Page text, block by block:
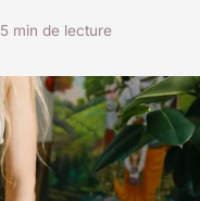
5 min de lecture